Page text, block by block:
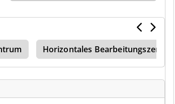
Horizontales Bearbeitungszentrum